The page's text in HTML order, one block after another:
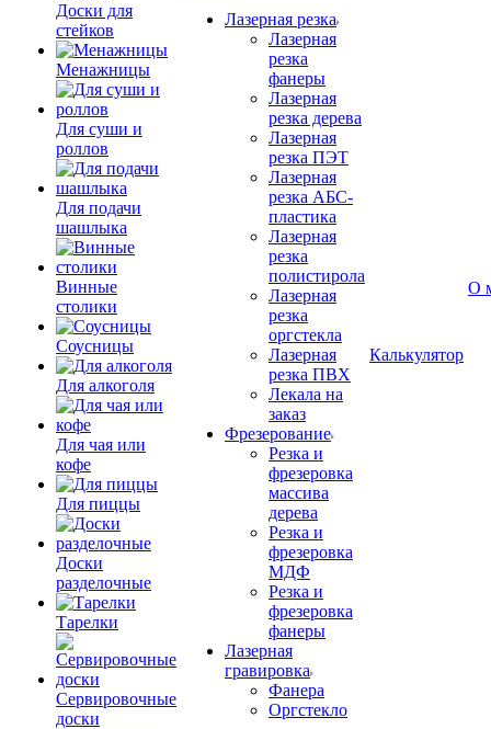
Доски для
стейков
Менажницы
Для суши и
роллов
Для подачи
шашлыка
Винные
столики
Соусницы
Для алкоголя
Для чая или
кофе
Для пиццы
Доски
разделочные
Тарелки
Сервировочные
доски
Лазерная резка
Лазерная
резка
фанеры
Лазерная
резка дерева
Лазерная
резка ПЭТ
Лазерная
резка АБС-
пластика
Лазерная
резка
полистирола
Лазерная
резка
оргстекла
Лазерная
резка ПВХ
Лекала на
заказ
Фрезерование
Резка и
фрезеровка
массива
дерева
Резка и
фрезеровка
МДФ
Резка и
фрезеровка
фанеры
Лазерная
гравировка
Фанера
Орг­стек­ло
Калькулятор
О